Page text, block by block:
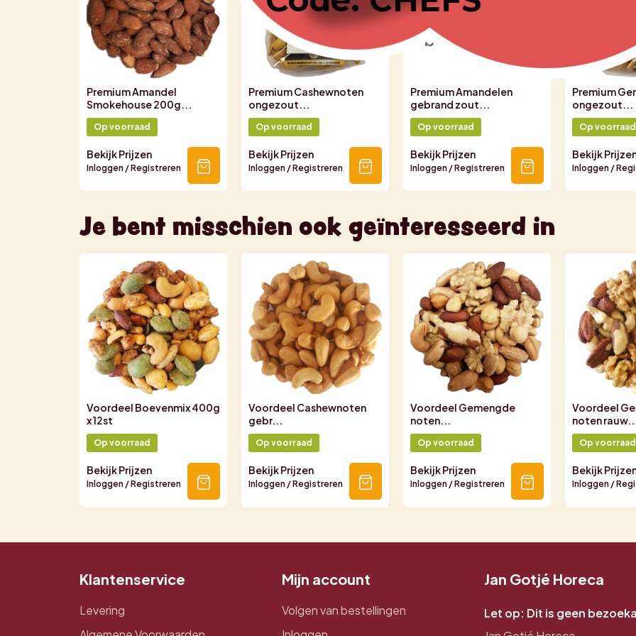
Premium Amandel
Smokehouse 200g...
Op voorraad
Bekijk Prijzen
Inloggen / Registreren
Premium Cashewnoten
ongezout...
Op voorraad
Bekijk Prijzen
Inloggen / Registreren
Premium Amandelen
gebrand zout...
Op voorraad
Bekijk Prijzen
Inloggen / Registreren
Premium
ongezout...
Op voorraad
Bekijk
Inloggen /
Je bent misschien ook geïnteresseerd in
Voordeel Boevenmix 400g
x 12st
Op voorraad
Bekijk Prijzen
Inloggen / Registreren
Voordeel Cashewnoten
gebr...
Op voorraad
Bekijk Prijzen
Inloggen / Registreren
Voordeel Gemengde
noten...
Op voorraad
Bekijk Prijzen
Inloggen / Registreren
Voordeel
noten
Op voorraad
Bekijk
Inloggen /
Klantenservice
Levering
Mijn account
Volgen van bestellingen
Jan Gotjé Horeca
Let op: Dit is geen